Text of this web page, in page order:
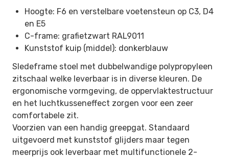
Hoogte: F6 en verstelbare voetensteun op C3, D4
en E5
C-frame: grafietzwart RAL9011
Kunststof kuip (middel): donkerblauw
Sledeframe stoel met dubbelwandige polypropyleen
zitschaal welke leverbaar is in diverse kleuren. De
ergonomische vormgeving, de oppervlaktestructuur
en het luchtkusseneffect zorgen voor een zeer
comfortabele zit.
Voorzien van een handig greepgat. Standaard
uitgevoerd met kunststof glijders maar tegen
meerprijs ook leverbaar met multifunctionele 2-